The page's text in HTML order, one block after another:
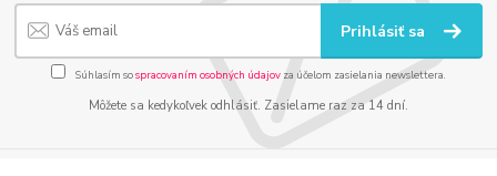
Prihlásiť sa
Súhlasím sospracovaním osobných údajov za účelom zasielania newslettera.
Môžete sa kedykoľvek odhlásiť. Zasielame raz za 14 dní.